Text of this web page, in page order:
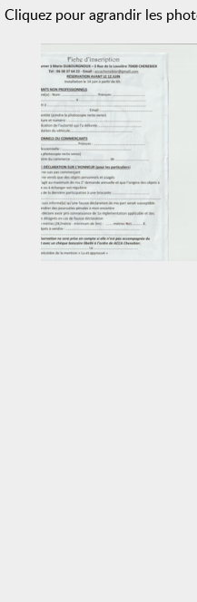
Cliquez pour agrandir les